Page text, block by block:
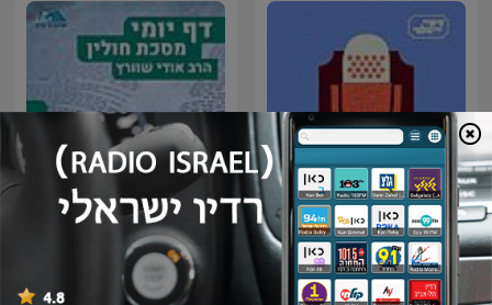
סיפור ירושלמי Sipur
Yerushalmi
דף יומי הר עציון - חולין